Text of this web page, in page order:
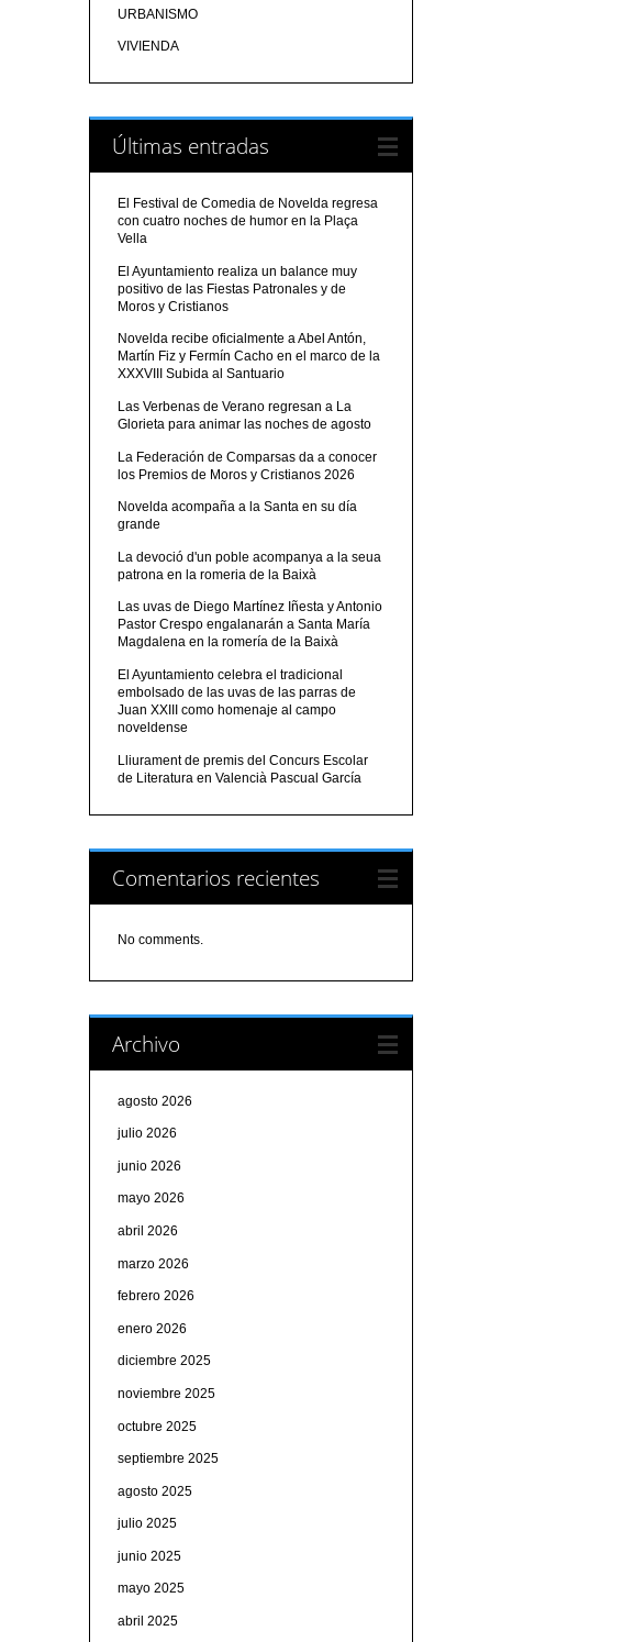
URBANISMO
VIVIENDA
Últimas entradas
El Festival de Comedia de Novelda regresa
con cuatro noches de humor en la Plaça
Vella
El Ayuntamiento realiza un balance muy
positivo de las Fiestas Patronales y de
Moros y Cristianos
Novelda recibe oficialmente a Abel Antón,
Martín Fiz y Fermín Cacho en el marco de la
XXXVIII Subida al Santuario
Las Verbenas de Verano regresan a La
Glorieta para animar las noches de agosto
La Federación de Comparsas da a conocer
los Premios de Moros y Cristianos 2026
Novelda acompaña a la Santa en su día
grande
La devoció d'un poble acompanya a la seua
patrona en la romeria de la Baixà
Las uvas de Diego Martínez Iñesta y Antonio
Pastor Crespo engalanarán a Santa María
Magdalena en la romería de la Baixà
El Ayuntamiento celebra el tradicional
embolsado de las uvas de las parras de
Juan XXIII como homenaje al campo
noveldense
Lliurament de premis del Concurs Escolar
de Literatura en Valencià Pascual García
Comentarios recientes
No comments.
Archivo
agosto 2026
julio 2026
junio 2026
mayo 2026
abril 2026
marzo 2026
febrero 2026
enero 2026
diciembre 2025
noviembre 2025
octubre 2025
septiembre 2025
agosto 2025
julio 2025
junio 2025
mayo 2025
abril 2025